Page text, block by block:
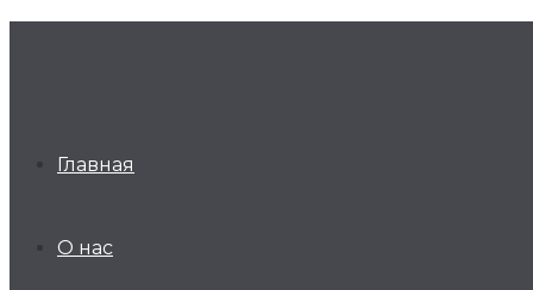
Главная
О нас